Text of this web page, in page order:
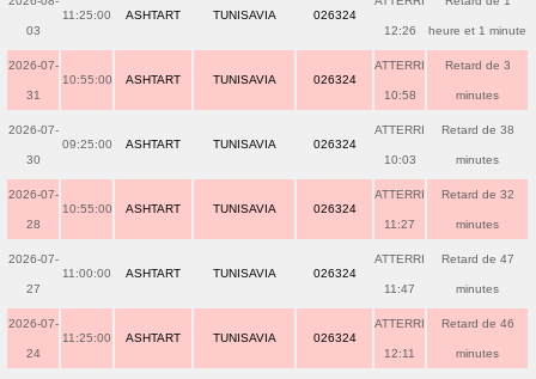
03
11:25:00 ASHTART TUNISAVIA 026324
12:26 heure et 1 minute
2026-07-
31
10:55:00 ASHTART TUNISAVIA 026324
ATTERRI
10:58
Retard de 3
minutes
2026-07-
30
09:25:00 ASHTART TUNISAVIA 026324
ATTERRI
10:03
Retard de 38
minutes
2026-07-
28
10:55:00 ASHTART TUNISAVIA 026324
ATTERRI
11:27
Retard de 32
minutes
2026-07-
27
11:00:00 ASHTART TUNISAVIA 026324
ATTERRI
11:47
Retard de 47
minutes
2026-07-
24
11:25:00 ASHTART TUNISAVIA 026324
ATTERRI
12:11
Retard de 46
minutes